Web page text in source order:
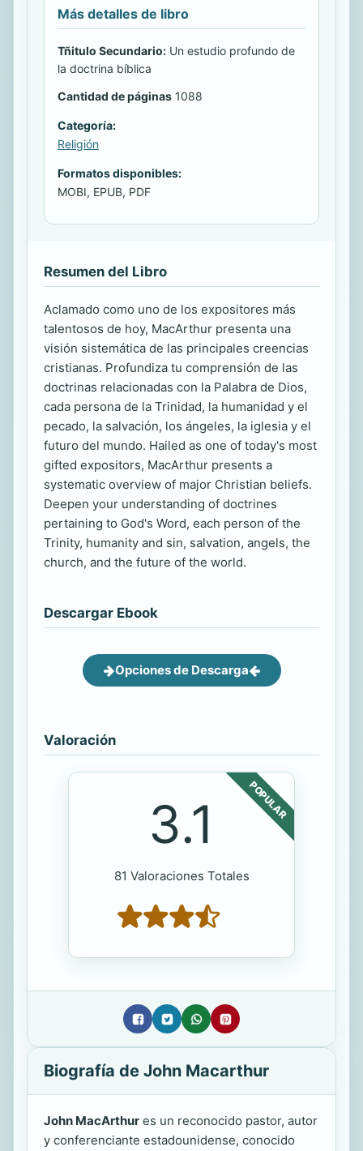
Más detalles de libro
Tñitulo Secundario: Un estudio profundo de
la doctrina bíblica
Cantidad de páginas 1088
Categoría:
Religión
Formatos disponibles:
MOBI, EPUB, PDF
Resumen del Libro
Aclamado como uno de los expositores más
talentosos de hoy, MacArthur presenta una
visión sistemática de las principales creencias
cristianas. Profundiza tu comprensión de las
doctrinas relacionadas con la Palabra de Dios,
cada persona de la Trinidad, la humanidad y el
pecado, la salvación, los ángeles, la iglesia y el
futuro del mundo. Hailed as one of today's most
gifted expositors, MacArthur presents a
systematic overview of major Christian beliefs.
Deepen your understanding of doctrines
pertaining to God's Word, each person of the
Trinity, humanity and sin, salvation, angels, the
church, and the future of the world.
Descargar Ebook
Opciones de Descarga
Valoración
POPULAR
3.1
81 Valoraciones Totales
Biografía de John Macarthur
John MacArthur es un reconocido pastor, autor
y conferenciante estadounidense, conocido